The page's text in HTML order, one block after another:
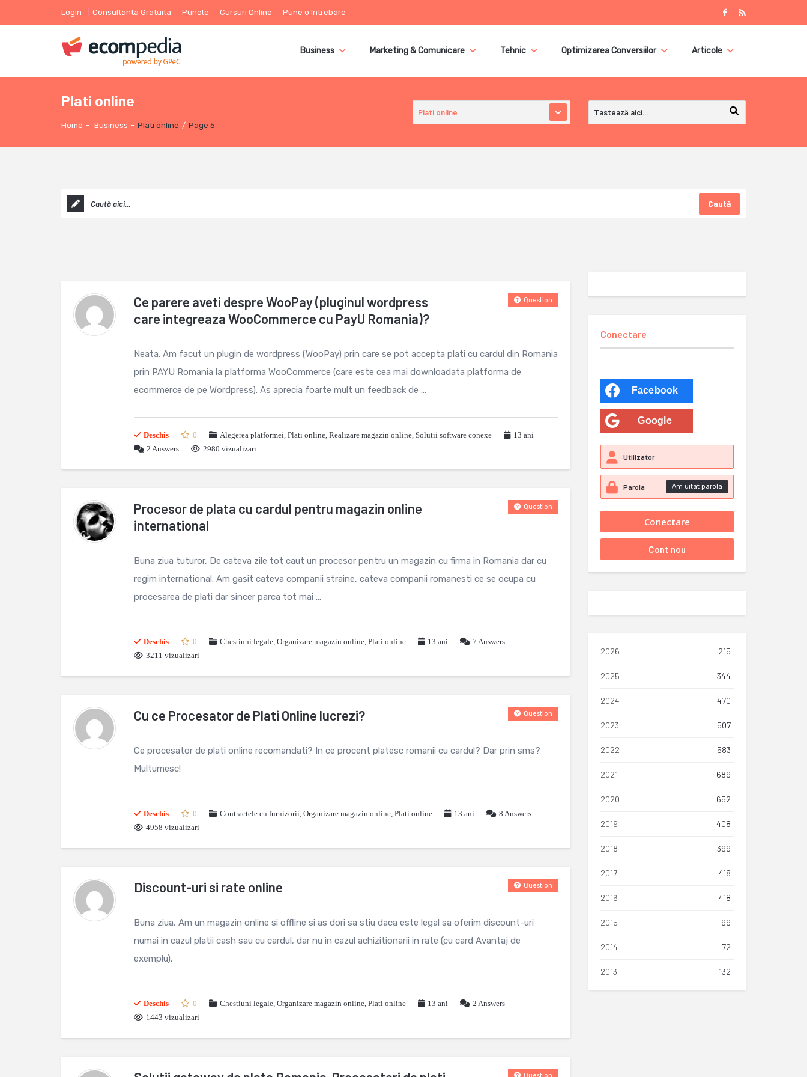
Login Consultanta Gratuita Puncte Cursuri Online Pune o întrebare
Business Marketing & Comunicare Tehnic Optimizarea Conversiilor Articole
Plati online
Home - Business - Plati online / Page 5
Caută
Ce parere aveti despre WooPay (pluginul wordpress
care integreaza WooCommerce cu PayU Romania)?
Question
Neata. Am facut un plugin de wordpress (WooPay) prin care se pot accepta plati cu cardul din Romania
prin PAYU Romania la platforma WooCommerce (care este cea mai downloadata platforma de
ecommerce de pe Wordpress). As aprecia foarte mult un feedback de ...
Deschis 0 Alegerea platformei, Plati online, Realizare magazin online, Solutii software conexe
13 ani
2 Answers 2980 vizualizari
Procesor de plata cu cardul pentru magazin online
international
Question
Buna ziua tuturor, De cateva zile tot caut un procesor pentru un magazin cu firma in Romania dar cu
regim international. Am gasit cateva companii straine, cateva companii romanesti ce se ocupa cu
procesarea de plati dar sincer parca tot mai ...
Deschis 0 Chestiuni legale, Organizare magazin online, Plati online 13 ani 7 Answers
3211 vizualizari
Cu ce Procesator de Plati Online lucrezi? Question
Ce procesator de plati online recomandati? In ce procent platesc romanii cu cardul? Dar prin sms?
Multumesc!
Deschis 0 Contractele cu furnizorii, Organizare magazin online, Plati online 13 ani 8 Answers
4958 vizualizari
Discount-uri si rate online Question
Buna ziua, Am un magazin online si offline si as dori sa stiu daca este legal sa oferim discount-uri
numai in cazul platii cash sau cu cardul, dar nu in cazul achizitionarii in rate (cu card Avantaj de
exemplu).
Deschis 0 Chestiuni legale, Organizare magazin online, Plati online 13 ani 2 Answers
1443 vizualizari
Conectare
Facebook
Google
Am uitat parola
2026 215
2025 344
2024 470
2023 507
2022 583
2021 689
2020 652
2019 408
2018 399
2017 418
2016 418
2015 99
2014 72
2013 132